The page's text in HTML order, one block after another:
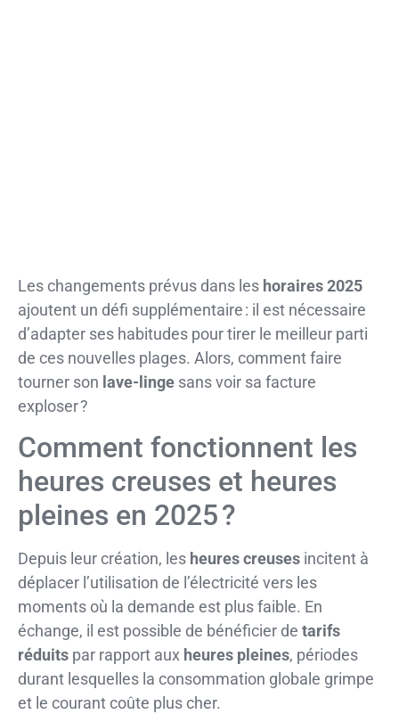
Les changements prévus dans les horaires 2025
ajoutent un défi supplémentaire : il est nécessaire
d’adapter ses habitudes pour tirer le meilleur parti
de ces nouvelles plages. Alors, comment faire
tourner son lave-linge sans voir sa facture
exploser ?
Comment fonctionnent les
heures creuses et heures
pleines en 2025 ?
Depuis leur création, les heures creuses incitent à
déplacer l’utilisation de l’électricité vers les
moments où la demande est plus faible. En
échange, il est possible de bénéficier de tarifs
réduits par rapport aux heures pleines, périodes
durant lesquelles la consommation globale grimpe
et le courant coûte plus cher.